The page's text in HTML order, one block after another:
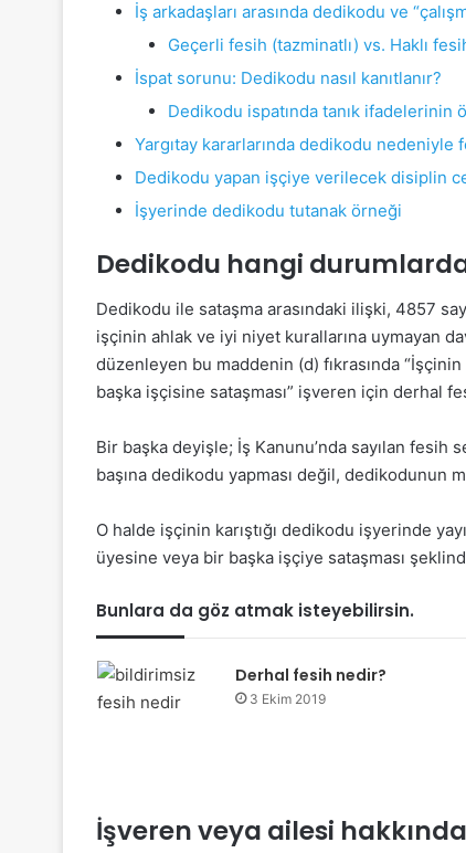
İş arkadaşları arasında dedikodu ve
Geçerli fesih (tazminatlı) vs. Haklı
İspat sorunu: Dedikodu nasıl kanıtlanır?
Dedikodu ispatında tanık ifadelerinin
Yargıtay kararlarında dedikodu nedeniyle
Dedikodu yapan işçiye verilecek disiplin
İşyerinde dedikodu tutanak örneği
Dedikodu hangi
Dedikodu ile sataşma arasındaki ilişki, 4857
işçinin ahlak ve iyi niyet kurallarına uymayan
düzenleyen bu maddenin (d) fıkrasında
başka işçisine sataşması” işveren için derhal
Bir başka deyişle; İş Kanunu’nda sayılan fesih
başına dedikodu yapması değil, dedikodunun
O halde işçinin karıştığı dedikodu işyerinde
üyesine veya bir başka işçiye sataşması
Bunlara da göz atmak isteyebilirsin.
Derhal fesih nedir?
3 Ekim 2019
İşveren veya ailesi